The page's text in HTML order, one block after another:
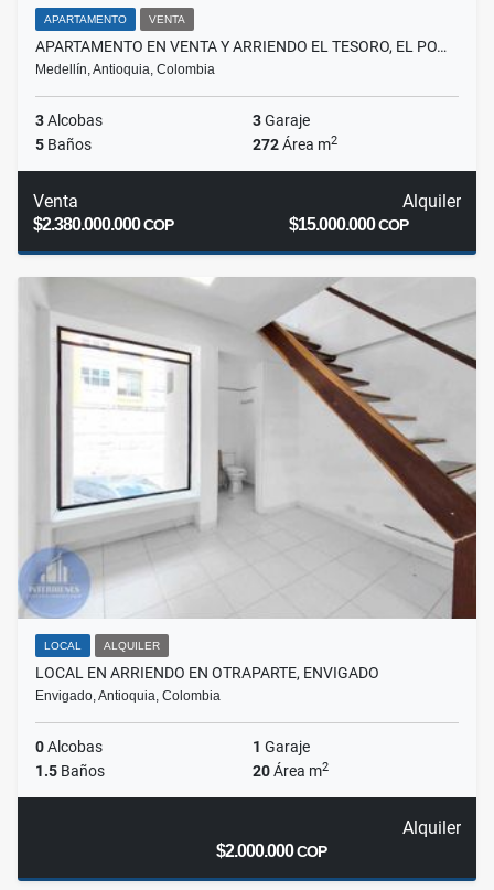
APARTAMENTO VENTA
APARTAMENTO EN VENTA Y ARRIENDO EL TESORO, EL PO…
Medellín, Antioquia, Colombia
3Alcobas 3Garaje
5 Baños 272Área m2
Venta
$2.380.000.000COP
Alquiler
$15.000.000COP
LOCAL ALQUILER
LOCAL EN ARRIENDO EN OTRAPARTE, ENVIGADO
Envigado, Antioquia, Colombia
0Alcobas 1 Garaje
1.5 Baños 20Área m2
Alquiler
$2.000.000COP